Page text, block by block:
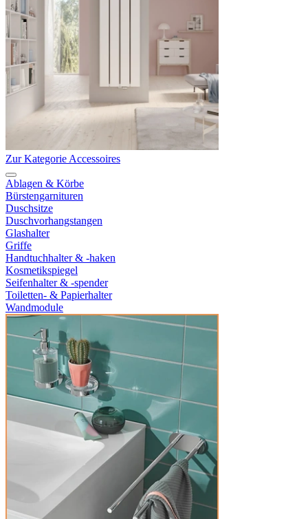
Zur Kategorie Accessoires
Ablagen & Körbe
Bürstengarnituren
Duschsitze
Duschvorhangstangen
Glashalter
Griffe
Handtuchhalter & -haken
Kosmetikspiegel
Seifenhalter & -spender
Toiletten- & Papierhalter
Wandmodule